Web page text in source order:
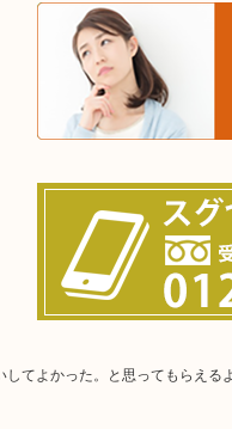
てよかった。と思ってもらえる